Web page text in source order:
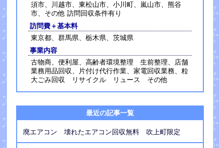
須市、川越市、東松山市、小川町、嵐山市、熊谷
市、その他 訪問回収条件有り
訪問費＋基本料
東京都、群馬県、栃木県、茨城県
事業内容
古物商、便利屋、高齢者環境整理 生前整理、店舗
業務用品回収、片付け代行作業、家電回収業務、粒
大ごみ回収 リサイクル リュース その他
最近の記事一覧
廃エアコン 壊れたエアコン回収無料 吹上町限定